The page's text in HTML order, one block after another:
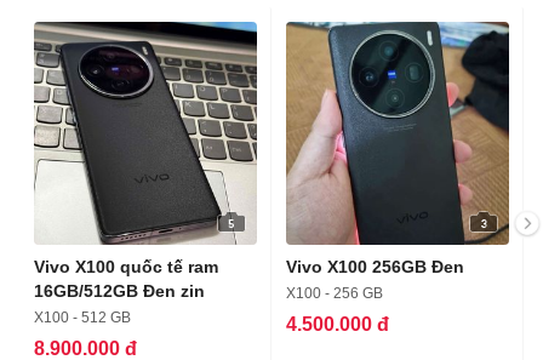
5
Vivo X100 quốc tế ram
16GB/512GB Đen zin
X100 - 512 GB
8.900.000 đ
3
Vivo X100 256GB Đen
X100 - 256 GB
4.500.000 đ